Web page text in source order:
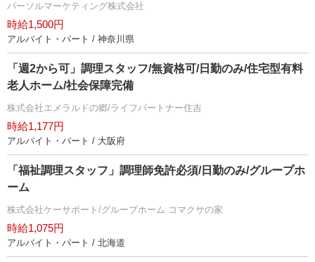
パーソルマーケティング株式会社
時給1,500円
アルバイト・パート / 神奈川県
「週2から可」調理スタッフ/無資格可/日勤のみ/住宅型有料
老人ホーム/社会保障完備
株式会社エメラルドの郷/ライフパートナー住吉
時給1,177円
アルバイト・パート / 大阪府
「福祉調理スタッフ」調理師免許必須/日勤のみ/グループホ
ーム
株式会社ケーサポート/グループホーム コマクサの家
時給1,075円
アルバイト・パート / 北海道